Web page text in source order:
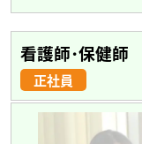
看護師･保健師
正社員